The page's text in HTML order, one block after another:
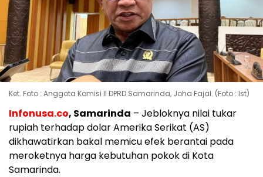
Ket. Foto : Anggota Komisi II DPRD Samarinda, Joha Fajal. (Foto : Ist)
Infonusa.co, Samarinda – Jebloknya nilai tukar
rupiah terhadap dolar Amerika Serikat (AS)
dikhawatirkan bakal memicu efek berantai pada
meroketnya harga kebutuhan pokok di Kota
Samarinda.